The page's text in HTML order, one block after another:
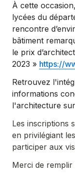
À cette
lycées du
rencontre
bâtiment
le prix
2023 » https://
Retrouvez
informations
l'architecture
Les inscriptions
en privilégiant
participer aux
Merci de remplir